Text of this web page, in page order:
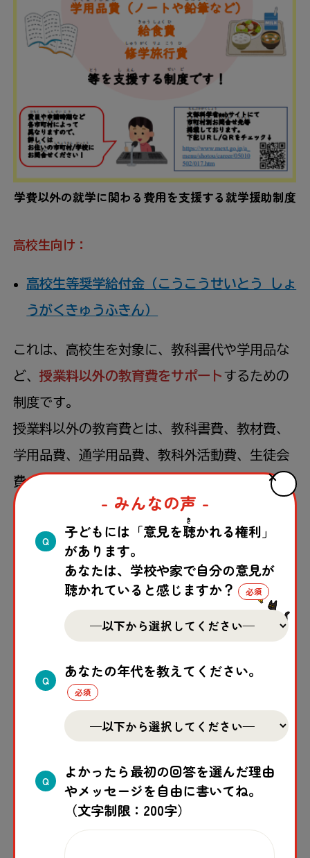
学費以外の就学に関わる費用を支援する就学援助制度
高校生向け：
高校生等奨学給付金（こうこうせいとう しょ
うがくきゅうふきん）
これは、高校生を対象に、教科書代や学用品な
ど、授業料以外の教育費をサポート するための
制度です。
授業料以外の教育費とは、教科書費、教材費、
学用品費、通学用品費、教科外活動費、生徒会
費、PTA会費、入学学用品費、修学旅行費、通
信費などがあります。
こちらも、各都道府県によって条件が異なるの
で、具体的な内容を知りたい場合は、下のリン
クからあなたが住んでいる都道府県の問い合わ
せ窓口を確認して、問い合わせてみてくださ
高校生等奨学給付金のお問合せ先一覧：文部科
わせ先 (令和7年7月時点）に飛びます。)
- みんなの声 -
Q
子どもには「意見を聴
き
かれる権利」
があります。
あなたは、学校や家で自分の意見が
聴かれていると感じますか？
Q
あなたの年代を教えてください。
Q
よかったら最初の回答を選んだ理由
やメッセージを自由に書いてね。
（文字制限：200字）